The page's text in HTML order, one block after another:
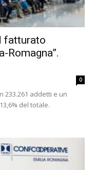
fatturato
Romagna”.
0
233.261 addetti e un
del totale.